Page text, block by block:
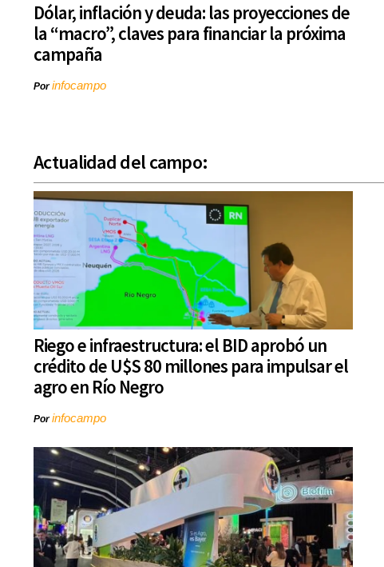
Dólar, inflación y deuda: las proyecciones de
la “macro”, claves para financiar la próxima
campaña
Porinfocampo
Actualidad del campo:
Riego e infraestructura: el BID aprobó un
crédito de U$S 80 millones para impulsar el
agro en Río Negro
Porinfocampo